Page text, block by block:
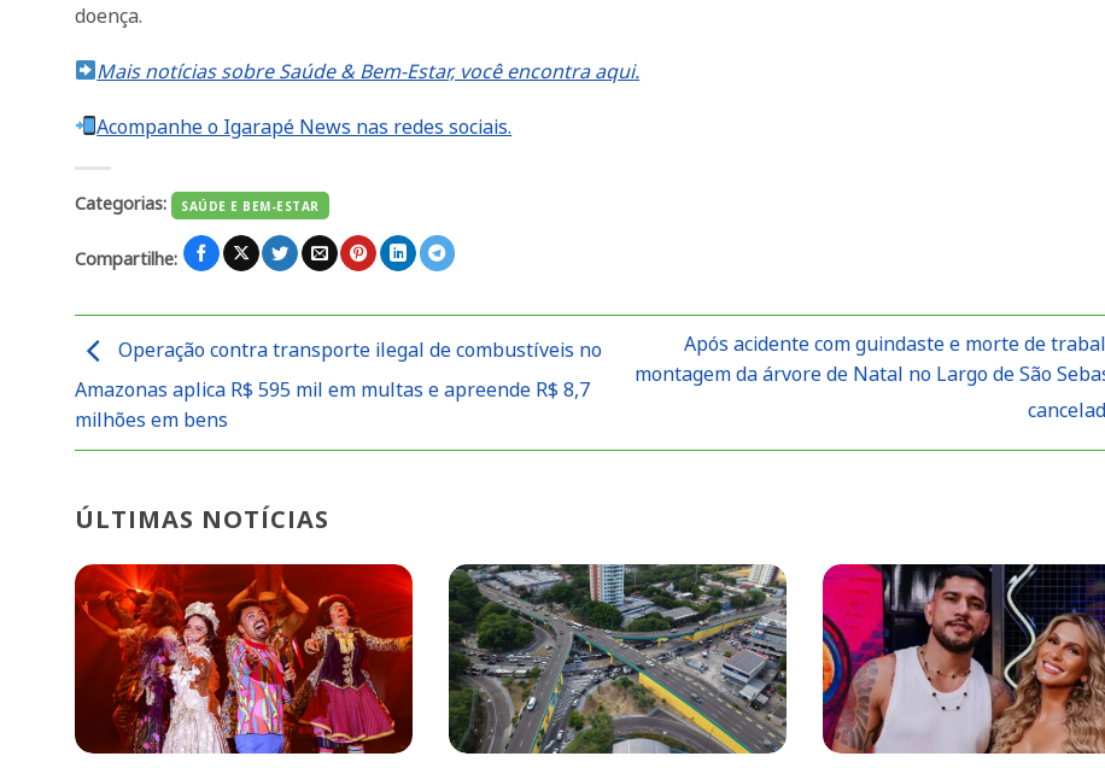
doença.
Mais notícias sobre Saúde & Bem-Estar, você encontra aqui.
Acompanhe o Igarapé News nas redes sociais.
Categorias: SAÚDE E BEM-ESTAR
Compartilhe:
Operação contra transporte ilegal de combustíveis no
Amazonas aplica R$ 595 mil em multas e apreende R$ 8,7
milhões em bens
Após acidente com guindaste e morte de
montagem da árvore de Natal no Largo de São
ÚLTIMAS NOTÍCIAS